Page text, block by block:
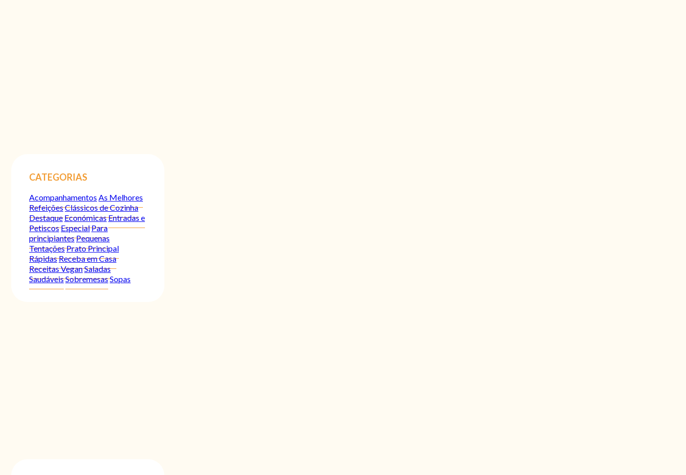
CATEGORIAS
Acompanhamentos As Melhores
RefeiçõesClássicos de Cozinha
Destaque EconómicasEntradas e
PetiscosEspecialPara
principiantesPequenas
TentaçõesPrato Principal
RápidasReceba em Casa
Receitas VeganSaladas
SaudáveisSobremesasSopas